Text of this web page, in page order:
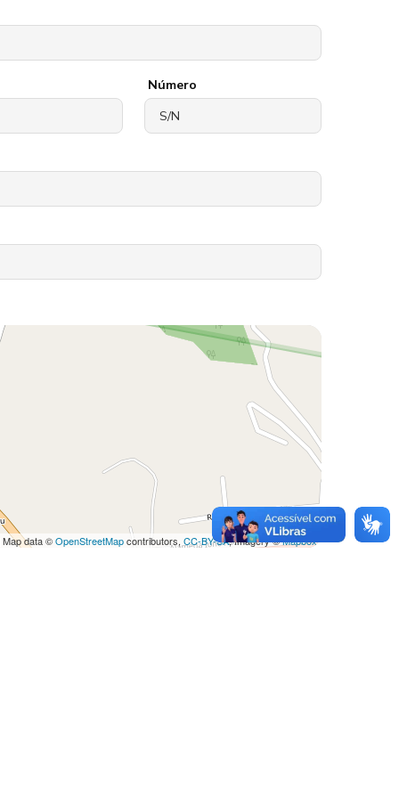
Número
Map data ©OpenStreetMapcontributors, CC-BY-SA, Imagery ©Mapbox